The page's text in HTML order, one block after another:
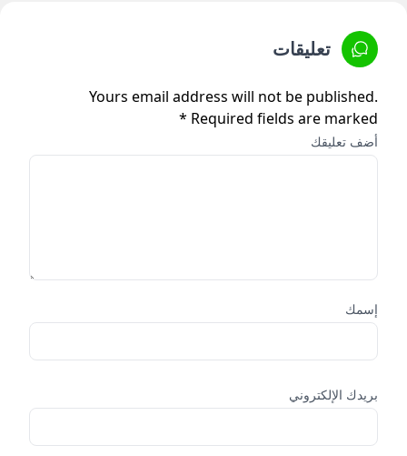
تعليقات
Yours email address will not be published.
Required fields are marked *
أضف تعليقك
إسمك
بريدك الإلكتروني